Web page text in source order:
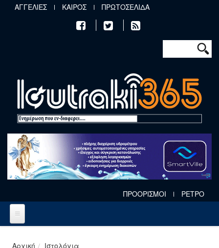
Παράκαμψη προς το κυρίως περιεχόμενο
ΑΓΓΕΛΙΕΣ ΚΑΙΡΟΣ ΠΡΩΤΟΣΕΛΙΔΑ
Φόρμα
Αναζήτηση
ΠΡΟΟΡΙΣΜΟΙ ΡΕΤΡΟ
Αρχική
Ιστολόγια